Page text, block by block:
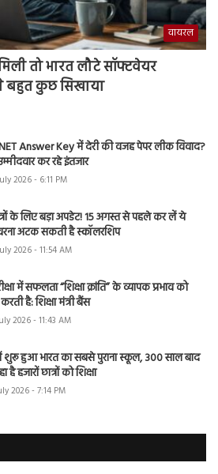
वायरल
तो भारत लौटे सॉफ्टवेयर
बहुत कुछ सिखाया
Answer Key में देरी की वजह पेपर लीक विवाद?
कर रहे इंतजार
2026 - 6:11 PM
के लिए बड़ा अपडेट! 15 अगस्त से पहले कर लें ये
अटक सकती है स्कॉलरशिप
2026 - 11:54 AM
में सफलता “शिक्षा क्रांति” के व्यापक प्रभाव को
है: शिक्षा मंत्री बैंस
2026 - 11:43 AM
शुरू हुआ भारत का सबसे पुराना स्कूल, 300 साल बाद
है हजारों छात्रों को शिक्षा
2026 - 7:14 PM